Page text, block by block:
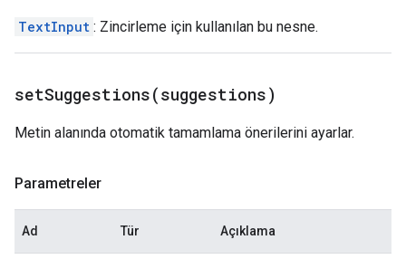
TextInput : Zincirleme için kullanılan bu nesne.
setSuggestions(suggestions)
Metin alanında otomatik tamamlama önerilerini ayarlar.
Parametreler
Ad Tür Açıklama